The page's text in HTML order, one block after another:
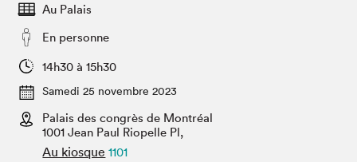
Espace exposant⋅e⋅s
Espace enseignant·e·s
Espace médias
SLM PRO
Salon dans la ville et en ligne
Projets partenaires
Au Palais
En personne
14h30 à 15h30
Samedi 25 novembre 2023
Palais des congrès de Montréal
1001 Jean Paul Riopelle Pl,
Au kiosque 1101